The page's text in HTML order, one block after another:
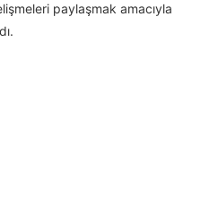
paylaşmak amacıyla